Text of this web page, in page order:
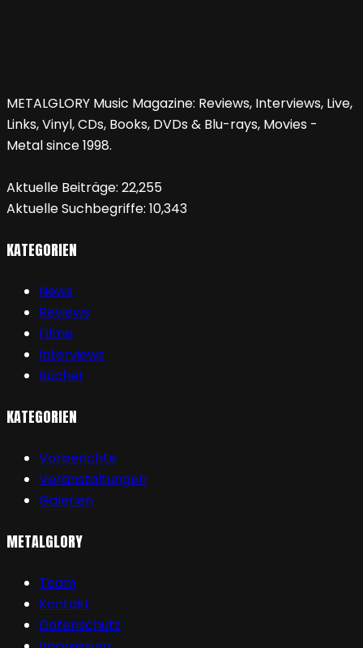
METALGLORY Music Magazine: Reviews, Interviews, Live,
Links, Vinyl, CDs, Books, DVDs & Blu-rays, Movies -
Metal since 1998.
Aktuelle Beiträge: 22,255
Aktuelle Suchbegriffe: 10,343
KATEGORIEN
News
Reviews
Filme
Interviews
Bücher
KATEGORIEN
Vorberichte
Veranstaltungen
Galerien
METALGLORY
Team
Kontakt
Datenschutz